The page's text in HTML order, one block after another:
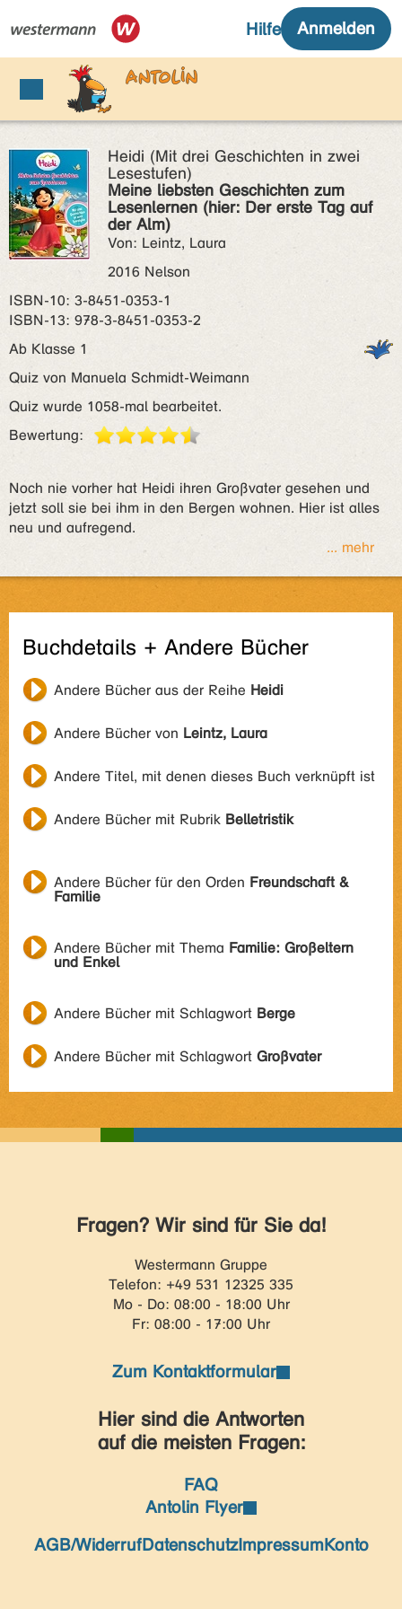
Heidi (Mit drei Geschichten in zwei
Lesestufen)
Meine liebsten Geschichten zum
Lesenlernen (hier: Der erste Tag auf
der Alm)
Von: Leintz, Laura
2016 Nelson
ISBN‑10: 3-8451-0353-1
ISBN‑13: 978-3-8451-0353-2
Ab Klasse 1
Quiz von Manuela Schmidt-Weimann
Quiz wurde 1058-mal bearbeitet.
Bewertung:
Noch nie vorher hat Heidi ihren Großvater gesehen und
jetzt soll sie bei ihm in den Bergen wohnen. Hier ist alles
neu und aufregend.
... mehr
Buchdetails + Andere Bücher
Andere Bücher aus der Reihe Heidi
Andere Bücher von Leintz, Laura
Andere Titel, mit denen dieses Buch verknüpft ist
Andere Bücher mit Rubrik Belletristik
Andere Bücher für den Orden Freundschaft &
Familie
Andere Bücher mit Thema Familie: Großeltern
und Enkel
Andere Bücher mit Schlagwort Berge
Andere Bücher mit Schlagwort Großvater